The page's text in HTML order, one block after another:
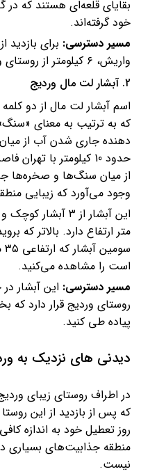
بقایای قلعه‌ای هستند که
خود گرفته‌اند.
مسیر دسترسی:‌ برای بازدید
واریش، ۶ کیلومتر از روستای وردیج فاصله بگیرید.
۲. آبشار لت مال وردیج
اسم آبشار لت مال از دو
که به ترتیب به معنای
دهنده جاری شدن آب از
حدود 10 کیلومتر با
از میان سنگ‌ها و صخره‌ها
وجود می‌آورد که زیبایی
متر ارتفاع دارد. بالاتر که
است را مشاهده می‌کنید.
مسیر دسترسی: این آبشار
روستای وردیج قرار دارد که
پیاده طی کنید.
دیدنی های نزدیک به
در اطراف روستای زیبای
که پس از بازدید از این
روز تعطیل خود به اندازه
منطقه جذابیت‌های بسیاری
نیست.